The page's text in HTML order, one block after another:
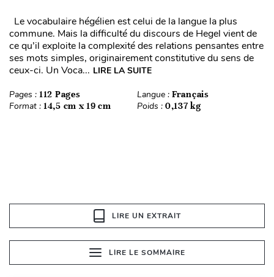
Le vocabulaire hégélien est celui de la langue la plus
commune. Mais la difficulté du discours de Hegel vient de
ce qu’il exploite la complexité des relations pensantes entre
ses mots simples, originairement constitutive du sens de
ceux-ci. Un Voca... LIRE LA SUITE
Pages : 112 Pages Langue : Français
Format : 14,5 cm x 19 cm Poids : 0,137 kg
LIRE UN EXTRAIT
LIRE LE SOMMAIRE